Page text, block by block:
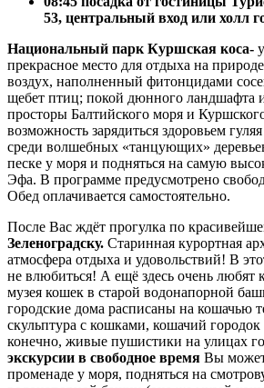
53, центральный вход или холл
Национальный парк Куршская коса-
прекрасное место для отдыха на
воздух, наполненный фитонцидами
щебет птиц; покой дюнного ландшафта
просторы Балтийского моря и
возможность зарядиться здоровьем
среди волшебных «танцующих»
песке у моря и подняться на самую
Эфа. В программе предусмотрено
Обед оплачивается самостоятельно.
После Вас ждёт прогулка по
Зеленоградску. Старинная курортная
атмосфера отдыха и удовольствий! В
не влюбиться! А ещё здесь очень любят
музея кошек в старой водонапорной
городские дома расписаны на кошачью
скульптура с кошками, кошачий
конечно, живые пушистики на улицах
экскурсии в свободное время Вы
променаде у моря, подняться на